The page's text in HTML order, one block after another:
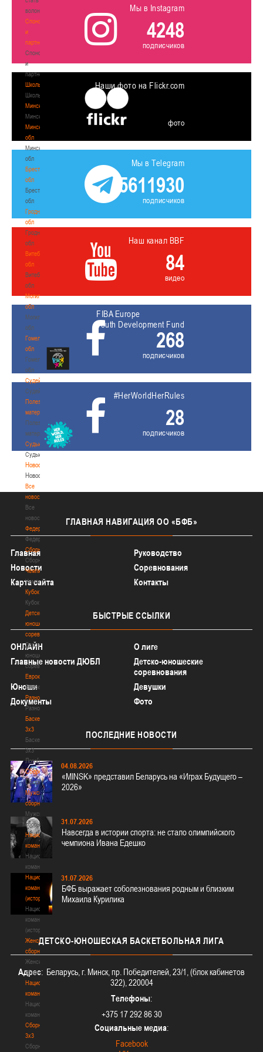
волонтером
Спонсоры
и
партнеры
Спонсоры
и
партнеры
Школы
Школы
Минск
Минск
Минская
обл
Минская
обл
Брестская
обл
Брестская
обл
Гродненская
обл
Гродненская
обл
Витебская
обл
Витебская
обл
Могилевская
обл
Могилевская
обл
Гомельская
обл
Гомельская
обл
Судейство
Судейство
Полезные
материалы
Полезные
материалы
Судьи
Судьи
Новости
Новости
Все
новости
Все
новости
Федерация
Федерация
Сборные
Сборные
Чемпионат
Чемпионат
Кубок
Кубок
Детско-
юношеские
соревнования
Детско-
юношеские
соревнования
Еврокубки
Еврокубки
Разное
Разное
Баскетбол
3х3
Баскетбол
3х3
Лого[modid=121]
Сборные
Сборные
Мужские
сборные
Мужские
сборные
Национальная
команда
Национальная
команда
Национальная
команда
(история)
Национальная
команда
(история)
Женские
сборные
Женские
сборные
Национальная
команда
Национальная
команда
Сборные
3х3
Сборные
Мы в Instagram
4248
подписчиков
Наши фото на Flickr.com
фото
Мы в Telegram
5611930
подписчиков
Наш канал BBF
84
видео
FIBA Europe
Youth Development Fund
268
подписчиков
#HerWorldHerRules
28
подписчиков
ГЛАВНАЯ НАВИГАЦИЯ ОО «БФБ»
Главная
Руководство
Новости
Соревнования
Карта сайта
Контакты
БЫСТРЫЕ ССЫЛКИ
ОНЛАЙН
О лиге
Главные новости ДЮБЛ
Детско-юношеские
соревнования
Юноши
Девушки
Документы
Фото
ПОСЛЕДНИЕ НОВОСТИ
04.08.2026
«MINSK» представил Беларусь на «Играх Будущего –
2026»
31.07.2026
Навсегда в истории спорта: не стало олимпийского
чемпиона Ивана Едешко
31.07.2026
БФБ выражает соболезнования родным и близким
Михаила Курилика
ДЕТСКО-ЮНОШЕСКАЯ БАСКЕТБОЛЬНАЯ ЛИГА
Адрес: Беларусь, г. Минск, пр. Победителей, 23/1, (блок кабинетов
322), 220004
Телефоны:
+375 17 292 86 30
Социальные медиа:
Facebook